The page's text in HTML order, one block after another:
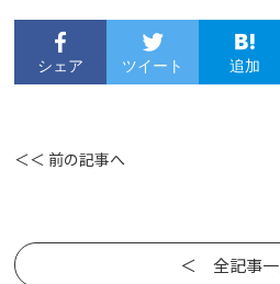
シェア ツイート 追加
＜＜ 前の記事へ
＜ 全記事一